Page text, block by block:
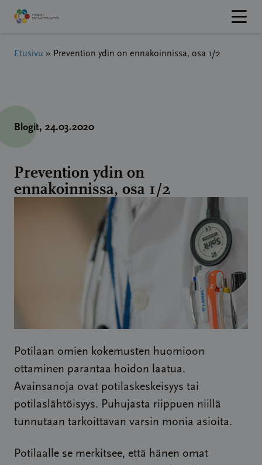
Hyppää
sisältöön
Etusivu » Prevention ydin on ennakoinnissa, osa 1/2
Blogit, 24.03.2020
Prevention ydin on
ennakoinnissa, osa 1/2
Potilaan omien kokemusten huomioon
ottaminen parantaa hoidon laatua.
Avainsanoja ovat potilaskeskeisyys tai
potilaslähtöisyys. Puhujasta riippuen niillä
tunnutaan tarkoittavan varsin monia asioita.
Potilaalle se merkitsee, että hänen omat